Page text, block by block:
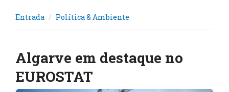
Entrada Política & Ambiente
Algarve em destaque no
EUROSTAT